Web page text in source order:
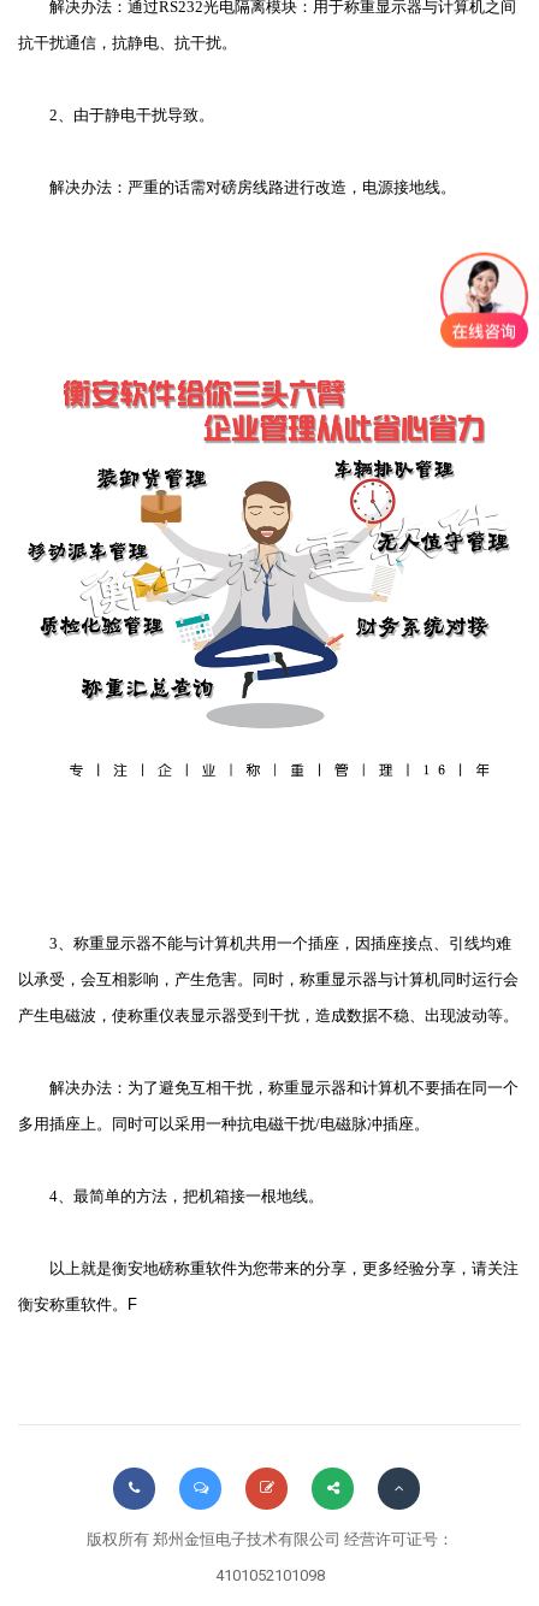
解决办法：通过RS232光电隔离模块：用于称重显示器与计算机之间
抗干扰通信，抗静电、抗干扰。
2、由于静电干扰导致。
解决办法：严重的话需对磅房线路进行改造，电源接地线。
3、称重显示器不能与计算机共用一个插座，因插座接点、引线均难
以承受，会互相影响，产生危害。同时，称重显示器与计算机同时运行会
产生电磁波，使称重仪表显示器受到干扰，造成数据不稳、出现波动等。
解决办法：为了避免互相干扰，称重显示器和计算机不要插在同一个
多用插座上。同时可以采用一种抗电磁干扰/电磁脉冲插座。
4、最简单的方法，把机箱接一根地线。
以上就是衡安地磅称重软件为您带来的分享，更多经验分享，请关注
衡安称重软件。
F
版权所有 郑州金恒电子技术有限公司 经营许可证号：
4101052101098